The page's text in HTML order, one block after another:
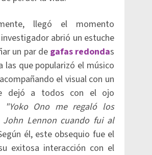
llegó el momento
abrió un estuche
un par degafas redondas
las que popularizó el músico
el visual con un
dejó a todos con el ojo
"Yoko Ono me regaló los
John Lennon cuando fui al
él, este obsequio fue el
exitosa interacción con el